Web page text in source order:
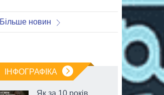
Більше новин
ІНФОГРАФІКА
Як за 10 років